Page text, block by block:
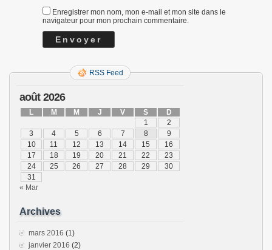
Enregistrer mon nom, mon e-mail et mon site dans le
navigateur pour mon prochain commentaire.
RSS Feed
août 2026
L M M J V S
D
1
2
3
4 5 6 7 8
9
10
11 12 13 14 15
16
17
18 19 20 21 22
23
24
25 26 27 28 29
30
31
« Mar
Archives
mars 2016 (1)
janvier 2016 (2)